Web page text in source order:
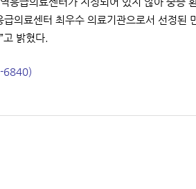
급의료센터 최우수 의료기관으로서 선정
밝혔다.
6840)